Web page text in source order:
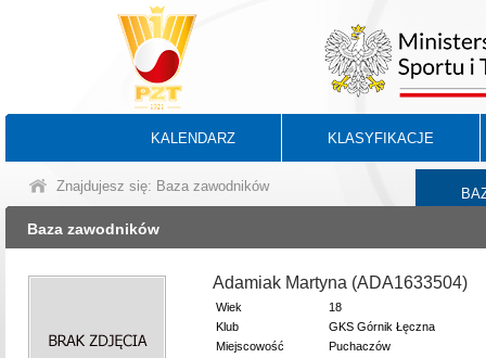
KALENDARZ KLASYFIKACJE
Znajdujesz się: Baza zawodników
Baza zawodników
Adamiak Martyna (ADA1633504)
Wiek
18
Klub
GKS Górnik Łęczna
Miejscowość
Puchaczów